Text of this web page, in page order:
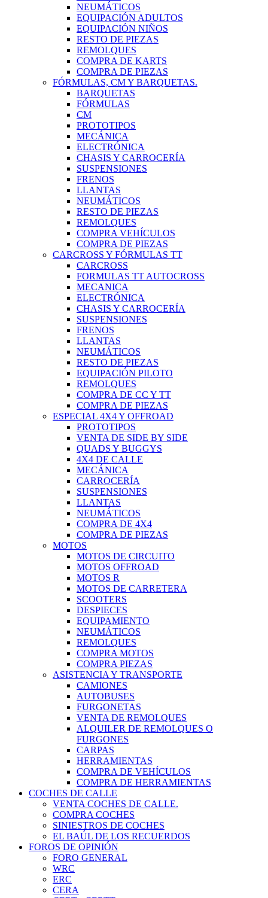
NEUMÁTICOS
EQUIPACIÓN ADULTOS
EQUIPACIÓN NIÑOS
RESTO DE PIEZAS
REMOLQUES
COMPRA DE KARTS
COMPRA DE PIEZAS
FÓRMULAS, CM Y BARQUETAS.
BARQUETAS
FÓRMULAS
CM
PROTOTIPOS
MECÁNICA
ELECTRÓNICA
CHASIS Y CARROCERÍA
SUSPENSIONES
FRENOS
LLANTAS
NEUMÁTICOS
RESTO DE PIEZAS
REMOLQUES
COMPRA VEHÍCULOS
COMPRA DE PIEZAS
CARCROSS Y FÓRMULAS TT
CARCROSS
FORMULAS TT AUTOCROSS
MECANICA
ELECTRÓNICA
CHASIS Y CARROCERÍA
SUSPENSIONES
FRENOS
LLANTAS
NEUMÁTICOS
RESTO DE PIEZAS
EQUIPACIÓN PILOTO
REMOLQUES
COMPRA DE CC Y TT
COMPRA DE PIEZAS
ESPECIAL 4X4 Y OFFROAD
PROTOTIPOS
VENTA DE SIDE BY SIDE
QUADS Y BUGGYS
4X4 DE CALLE
MECÁNICA
CARROCERÍA
SUSPENSIONES
LLANTAS
NEUMÁTICOS
COMPRA DE 4X4
COMPRA DE PIEZAS
MOTOS
MOTOS DE CIRCUITO
MOTOS OFFROAD
MOTOS R
MOTOS DE CARRETERA
SCOOTERS
DESPIECES
EQUIPAMIENTO
NEUMÁTICOS
REMOLQUES
COMPRA MOTOS
COMPRA PIEZAS
ASISTENCIA Y TRANSPORTE
CAMIONES
AUTOBUSES
FURGONETAS
VENTA DE REMOLQUES
ALQUILER DE REMOLQUES O
FURGONES
CARPAS
HERRAMIENTAS
COMPRA DE VEHÍCULOS
COMPRA DE HERRAMIENTAS
COCHES DE CALLE
VENTA COCHES DE CALLE.
COMPRA COCHES
SINIESTROS DE COCHES
EL BAÚL DE LOS RECUERDOS
FOROS DE OPINIÓN
FORO GENERAL
WRC
ERC
CERA